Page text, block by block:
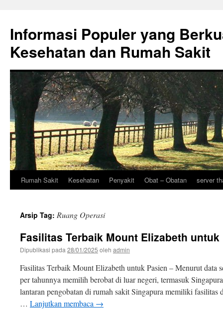
Informasi Populer yang
Kesehatan dan Rumah Sakit
Langsung
Rumah Sakit Kesehatan Penyakit Obat – Obatan server
Arsip Tag: Ruang Operasi
Fasilitas Terbaik Mount Elizabeth untuk
Dipublikasi pada 28/01/2025 oleh admin
Fasilitas Terbaik Mount Elizabeth untuk Pasien – Menurut data
per tahunnya memilih berobat di luar negeri, termasuk
lantaran pengobatan di rumah sakit Singapura memiliki fasilitas
… Lanjutkan membaca →